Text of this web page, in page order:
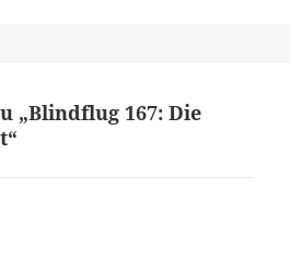
„Blindflug 167: Die